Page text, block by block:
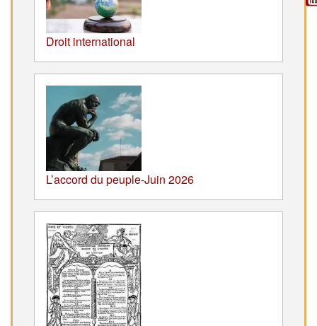
Droit international
L’accord du peuple-Juin 2026